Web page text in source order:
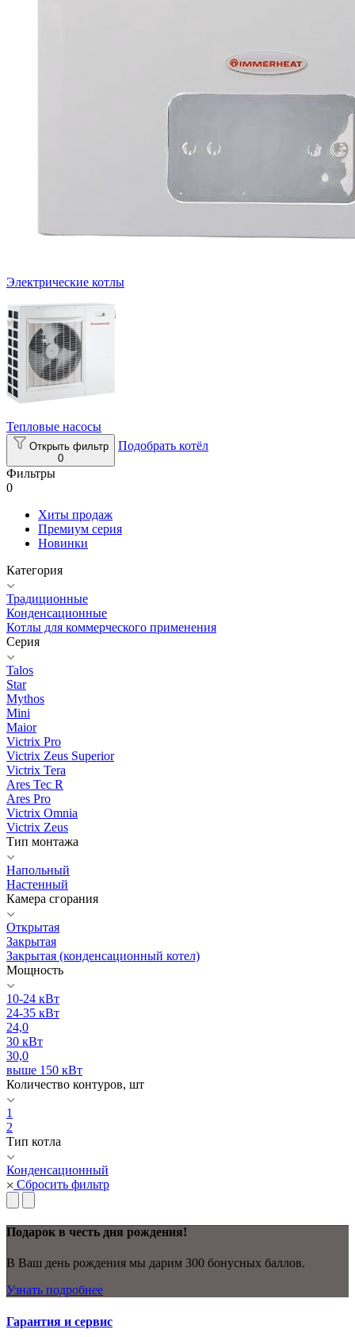
Электрические котлы
Тепловые насосы
Открыть фильтр
0
Подобрать котёл
Фильтры
0
Хиты продаж
Премиум серия
Новинки
Категория
Традиционные
Конденсационные
Котлы для коммерческого применения
Серия
Talos
Star
Mythos
Mini
Maior
Victrix Pro
Victrix Zeus Superior
Victrix Tera
Ares Tec R
Ares Pro
Victrix Omnia
Victrix Zeus
Тип монтажа
Напольный
Настенный
Камера сгорания
Открытая
Закрытая
Закрытая (конденсационный котел)
Мощность
10-24 кВт
24-35 кВт
24,0
30 кВт
30,0
выше 150 кВт
Количество контуров, шт
1
2
Тип котла
Конденсационный
Сбросить фильтр
Подарок в честь дня рождения!
В Ваш день рождения мы дарим 300 бонусных баллов.
Узнать подробнее
Гарантия и сервис